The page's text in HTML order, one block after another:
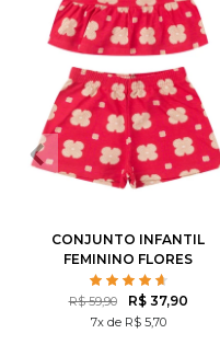
2 3 8
CONJUNTO INFANTIL
FEMININO FLORES
ROTATIVAS
R$ 59,90 R$ 37,90
7x de R$ 5,70